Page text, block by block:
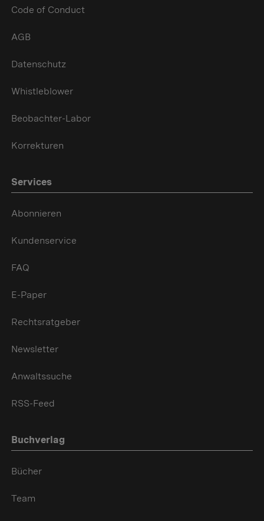
Code of Conduct
AGB
Datenschutz
Whistleblower
Beobachter-Labor
Korrekturen
Services
Abonnieren
Kundenservice
FAQ
E-Paper
Rechtsratgeber
Newsletter
Anwaltssuche
RSS-Feed
Buchverlag
Bücher
Team